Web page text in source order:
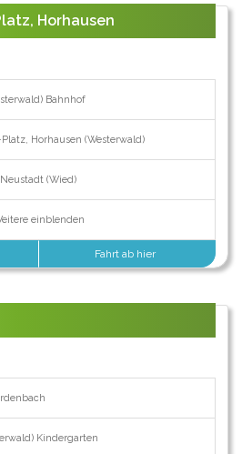
Horhausen
Bahnhof
Horhausen (Westerwald)
(Wied)
einblenden
Fahrt ab hier
Kindergarten